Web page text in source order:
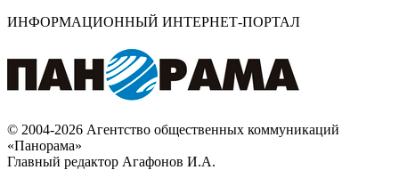
ИНФОРМАЦИОННЫЙ ИНТЕРНЕТ-ПОРТАЛ
© 2004-2026 Агентство общественных коммуникаций
«Панорама»
Главный редактор Агафонов И.А.